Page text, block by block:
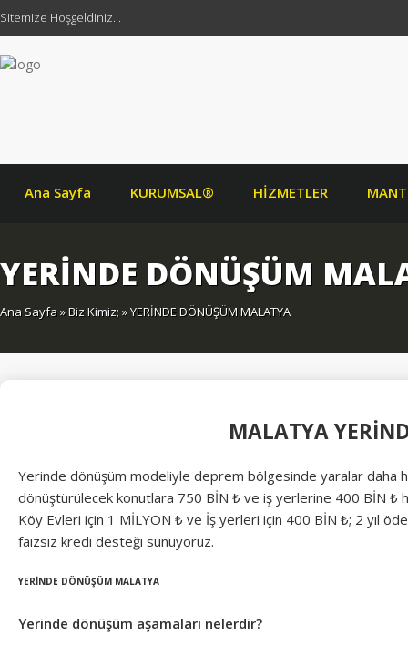
Sitemize Hoşgeldiniz...
Ana Sayfa KURUMSAL® HİZMETLER
YERİNDE DÖNÜŞÜM
Ana Sayfa»Biz Kimiz;» YERİNDE DÖNÜŞÜM MALATYA
MALATYA
Yerinde dönüşüm modeliyle deprem bölgesinde yaralar daha
dönüştürülecek konutlara 750 BİN ₺ ve iş yerlerine 400 BİN ₺
Köy Evleri için 1 MİLYON ₺ ve İş yerleri için 400 BİN ₺; 2 yıl
faizsiz kredi desteği sunuyoruz.
YERİNDE DÖNÜŞÜM MALATYA
Yerinde dönüşüm aşamaları nelerdir?